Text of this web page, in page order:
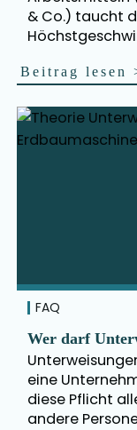
& Co.) taucht
Beitrag lesen
FAQ
Wer darf
eine
diese Pflicht
andere